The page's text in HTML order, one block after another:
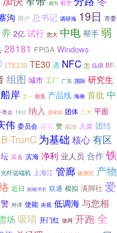
成为 航空
沟 用户 总书记 调研海 19日 市委
2亿 试行 您大 中电 帮手 弱
28181 FPGA Windows
LTE230 TE30 遇 NFC 怎 GJB BF-
组图 城市 工厂 广东 国际 研究生
船岸 之一 创造 产品线 海南 首批 中
奥会 18日 纳入 国家级 团体 三大 平面
伟 委员会 描写 赞 临汾 天翼 团结
B-TrunC 为基础 核心有区
装备 滨海 净利 业人员 合作 铁
光纤远端机 上海江 管廊 旅游区 产物
近日 副秘书长 联通 模拟 满脚社 爱
外洋 使能 央视 低调海 与您相
场 吸睛 开门红 微网 开跑全